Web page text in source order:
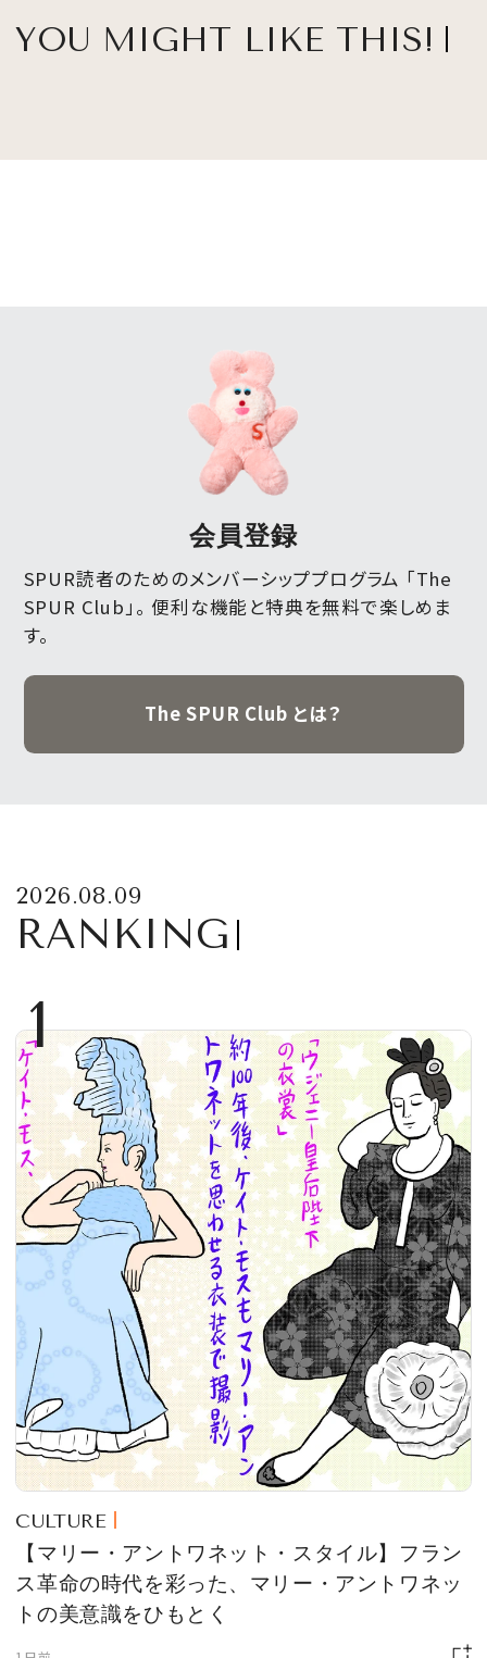
YOU MIGHT LIKE THIS!
会員登録
SPUR読者のためのメンバーシッププログラム 「The
SPUR Club」。 便利な機能と特典を無料で楽しめま
す。
The SPUR Club とは？
2026.08.09
RANKING
1
CULTURE
【マリー・アントワネット・スタイル】フラン
ス革命の時代を彩った、マリー・アントワネッ
トの美意識をひもとく